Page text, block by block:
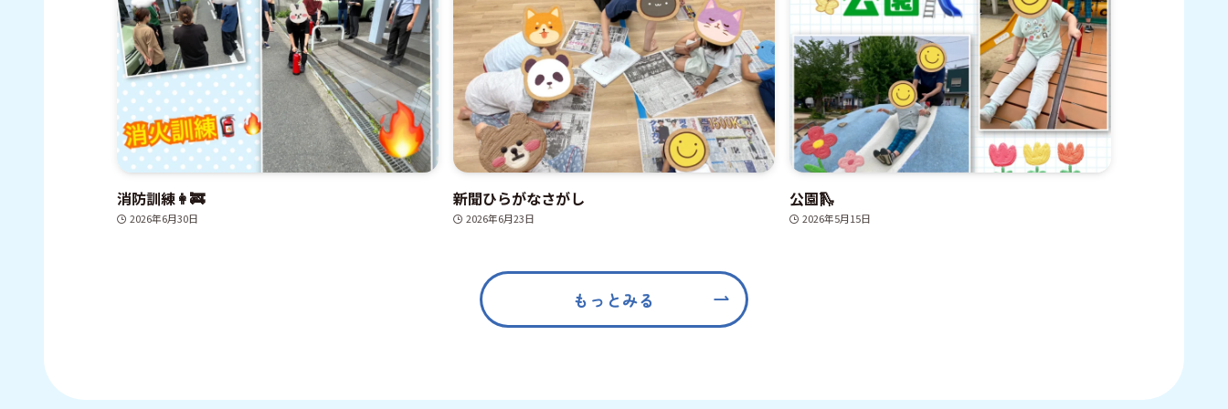
消防訓練👩‍🚒
2026年6月30日
新聞ひらがなさがし
2026年6月23日
公園🛝
2026年5月15日
もっとみる